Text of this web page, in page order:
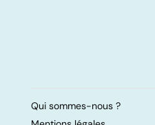
Qui sommes-nous ?